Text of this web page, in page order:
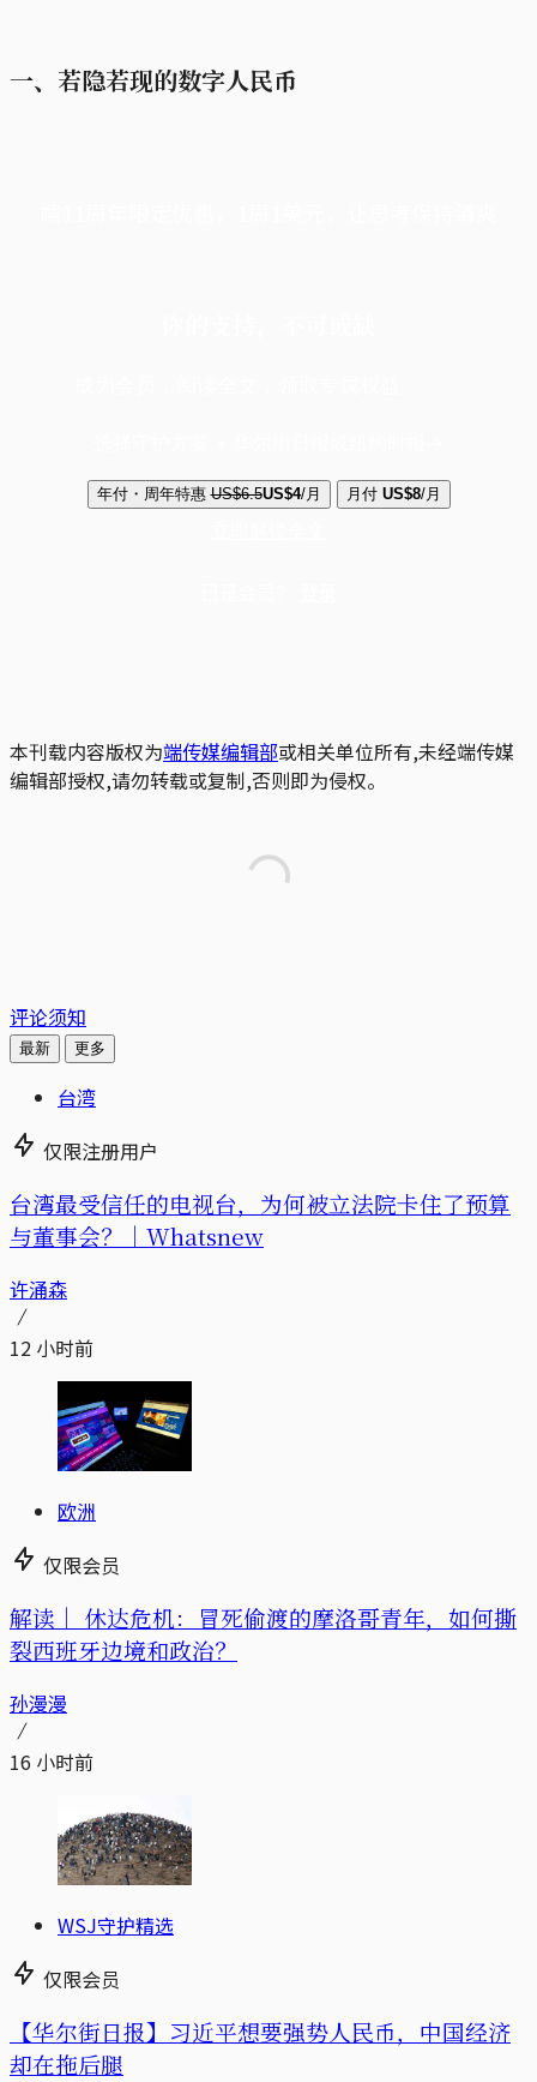
一、若隐若现的数字人民币
年付・周年特惠 US$6.5US$4/月 月付 US$8/月
本刊载内容版权为端传媒编辑部或相关单位所有,未经端传媒
编辑部授权,请勿转载或复制,否则即为侵权。
评论须知
最新 更多
台湾
仅限注册用户
台湾最受信任的电视台，为何被立法院卡住了预算
与董事会？｜Whatsnew
许涌森
12 小时前
欧洲
仅限会员
解读｜ 休达危机：冒死偷渡的摩洛哥青年，如何撕
裂西班牙边境和政治？
孙漫漫
16 小时前
WSJ守护精选
仅限会员
【华尔街日报】习近平想要强势人民币，中国经济
却在拖后腿